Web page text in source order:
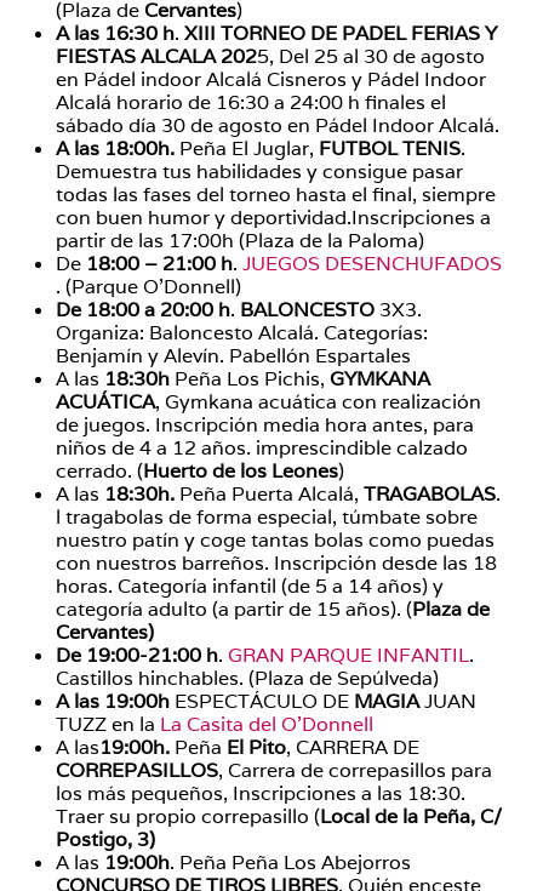
(Plaza de Cervantes)
A las 16:30 h. XIII TORNEO DE PADEL FERIAS Y
FIESTAS ALCALA 2025, Del 25 al 30 de agosto
en Pádel indoor Alcalá Cisneros y Pádel Indoor
Alcalá horario de 16:30 a 24:00 h finales el
sábado día 30 de agosto en Pádel Indoor Alcalá.
A las 18:00h. Peña El Juglar, FUTBOL TENIS.
Demuestra tus habilidades y consigue pasar
todas las fases del torneo hasta el final, siempre
con buen humor y deportividad.Inscripciones a
partir de las 17:00h (Plaza de la Paloma)
De 18:00 – 21:00 h. JUEGOS DESENCHUFADOS
. (Parque O’Donnell)
De 18:00 a 20:00 h. BALONCESTO 3X3.
Organiza: Baloncesto Alcalá. Categorías:
Benjamín y Alevín. Pabellón Espartales
A las 18:30h Peña Los Pichis, GYMKANA
ACUÁTICA, Gymkana acuática con realización
de juegos. Inscripción media hora antes, para
niños de 4 a 12 años. imprescindible calzado
cerrado. (Huerto de los Leones)
A las 18:30h. Peña Puerta Alcalá, TRAGABOLAS.
l tragabolas de forma especial, túmbate sobre
nuestro patín y coge tantas bolas como puedas
con nuestros barreños. Inscripción desde las 18
ho­ras. Categoría infantil (de 5 a 14 años) y
categoría adulto (a partir de 15 años). (Plaza de
Cervantes)
De 19:00-21:00 h. GRAN PARQUE INFANTIL.
Castillos hinchables. (Plaza de Sepúlveda)
A las 19:00h ESPECTÁCULO DE MAGIAJUAN
TUZZ en la La Casita del O’Donnell
A las19:00h. Peña El Pito, CARRERA DE
CORREPASILLOS, Carrera de correpasillos para
los más pequeños, Inscripciones a las 18:30.
Traer su propio correpasillo (Local de la Peña, C/
Postigo, 3)
A las 19:00h. Peña Peña Los Abejorros
CONCURSO DE TIROS LIBRES. Quién enceste